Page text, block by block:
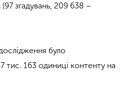
згадувань, 209 638 –
було
тис. 163 одиниці контенту на